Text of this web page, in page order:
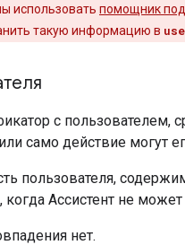
использовать помощник
такую ​​информацию в
с пользователем,
само действие могут
пользователя,
Ассистент не
нет.